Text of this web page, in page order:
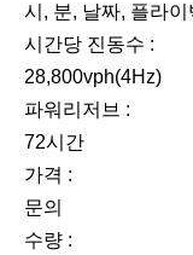
시, 분, 날짜, 플라
시간당 진동수 :
28,800vph(4Hz)
파워리저브 :
72시간
가격 :
문의
수량 :